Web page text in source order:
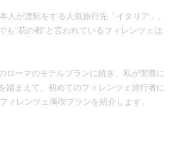
人が渡航をする人気旅行先「イタリア」。
も“花の都”と言われているフィレンツェは
ローマのモデルプランに続き、私が実際に
踏まえて、初めてのフィレンツェ旅行者に
ィレンツェ満喫プランを紹介します。